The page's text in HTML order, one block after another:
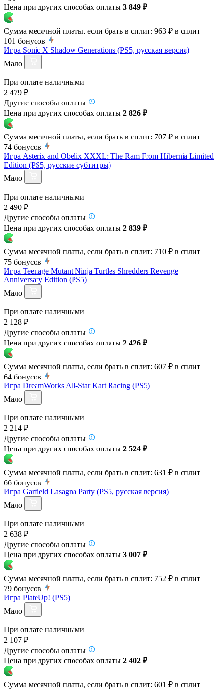
Цена при других способах оплаты 3 849 ₽
Сумма месячной платы, если брать в сплит: 963 ₽ в сплит
101 бонусов
Игра Sonic X Shadow Generations (PS5, русская версия)
Мало
При оплате наличными
2 479 ₽
Другие способы оплаты
Цена при других способах оплаты 2 826 ₽
Сумма месячной платы, если брать в сплит: 707 ₽ в сплит
74 бонусов
Игра Asterix and Obelix XXXL: The Ram From Hibernia Limited
Edition (PS5, русские субтитры)
Мало
При оплате наличными
2 490 ₽
Другие способы оплаты
Цена при других способах оплаты 2 839 ₽
Сумма месячной платы, если брать в сплит: 710 ₽ в сплит
75 бонусов
Игра Teenage Mutant Ninja Turtles Shredders Revenge
Anniversary Edition (PS5)
Мало
При оплате наличными
2 128 ₽
Другие способы оплаты
Цена при других способах оплаты 2 426 ₽
Сумма месячной платы, если брать в сплит: 607 ₽ в сплит
64 бонусов
Игра DreamWorks All-Star Kart Racing (PS5)
Мало
При оплате наличными
2 214 ₽
Другие способы оплаты
Цена при других способах оплаты 2 524 ₽
Сумма месячной платы, если брать в сплит: 631 ₽ в сплит
66 бонусов
Игра Garfield Lasagna Party (PS5, русская версия)
Мало
При оплате наличными
2 638 ₽
Другие способы оплаты
Цена при других способах оплаты 3 007 ₽
Сумма месячной платы, если брать в сплит: 752 ₽ в сплит
79 бонусов
Игра PlateUp! (PS5)
Мало
При оплате наличными
2 107 ₽
Другие способы оплаты
Цена при других способах оплаты 2 402 ₽
Сумма месячной платы, если брать в сплит: 601 ₽ в сплит